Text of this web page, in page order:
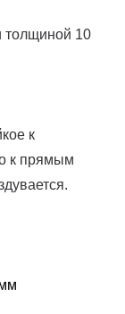
толщиной 10
к
к прямым